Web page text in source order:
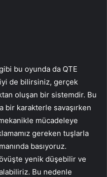
bu oyunda da QTE
de bilirsiniz, gerçek
oluşan bir sistemdir. Bu
bir karakterle savaşırken
mücadeleye
gereken tuşlarla
basıyoruz.
yenik düşebilir ve
Bu nedenle